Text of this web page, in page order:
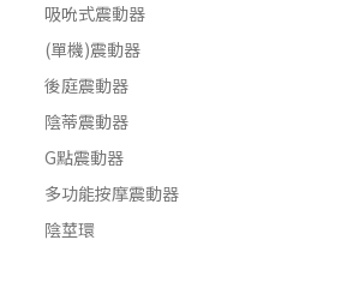
吸吮式震動器
(單機)震動器
後庭震動器
陰蒂震動器
G點震動器
多功能按摩震動器
陰莖環